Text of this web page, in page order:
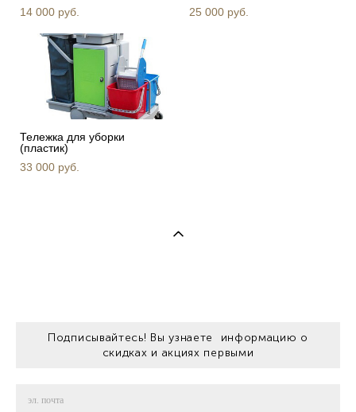
14 000 pуб.
25 000 pуб.
Тележка для уборки
(пластик)
33 000 pуб.
Подписывайтесь! Вы узнаете информацию о
скидках и акциях первыми